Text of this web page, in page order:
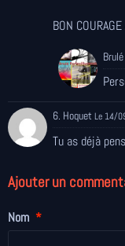
BON
6. Hoquet Le 14/
Tu as déjà
Ajouter un
Nom